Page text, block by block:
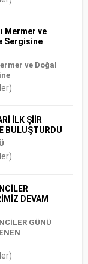
Mermer ve
Sergisine
ve Doğal
İLK ŞİİR
BULUŞTURDU
DEVAM
GÜNÜ